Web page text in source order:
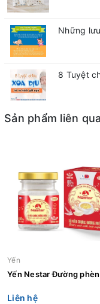
Những
8 Tuyệt
Sản phẩm liên
Yến
Yến Nestar Đường
Liên hệ